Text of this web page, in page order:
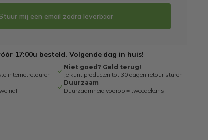
Stuur mij een email zodra leverbaar
17:00u besteld. Volgende dag in huis!
internetretouren
Niet goed? Geld terug!
Je kunt producten tot 30 dagen retour sturen
na!
Duurzaam
Duurzaamheid voorop = tweedekans